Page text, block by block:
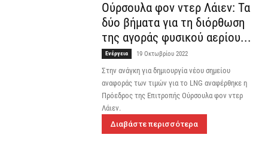
Ούρσουλα φον ντερ Λάιεν: Τα
δύο βήματα για τη διόρθωση
της αγοράς φυσικού αερίου...
Ενέργεια 19 Οκτωβρίου 2022
Στην ανάγκη για δημιουργία νέου σημείου
αναφοράς των τιμών για το LNG αναφέρθηκε η
Πρόεδρος της Επιτροπής Ούρσουλα φον ντερ
Λάιεν.
Διαβάστε περισσότερα